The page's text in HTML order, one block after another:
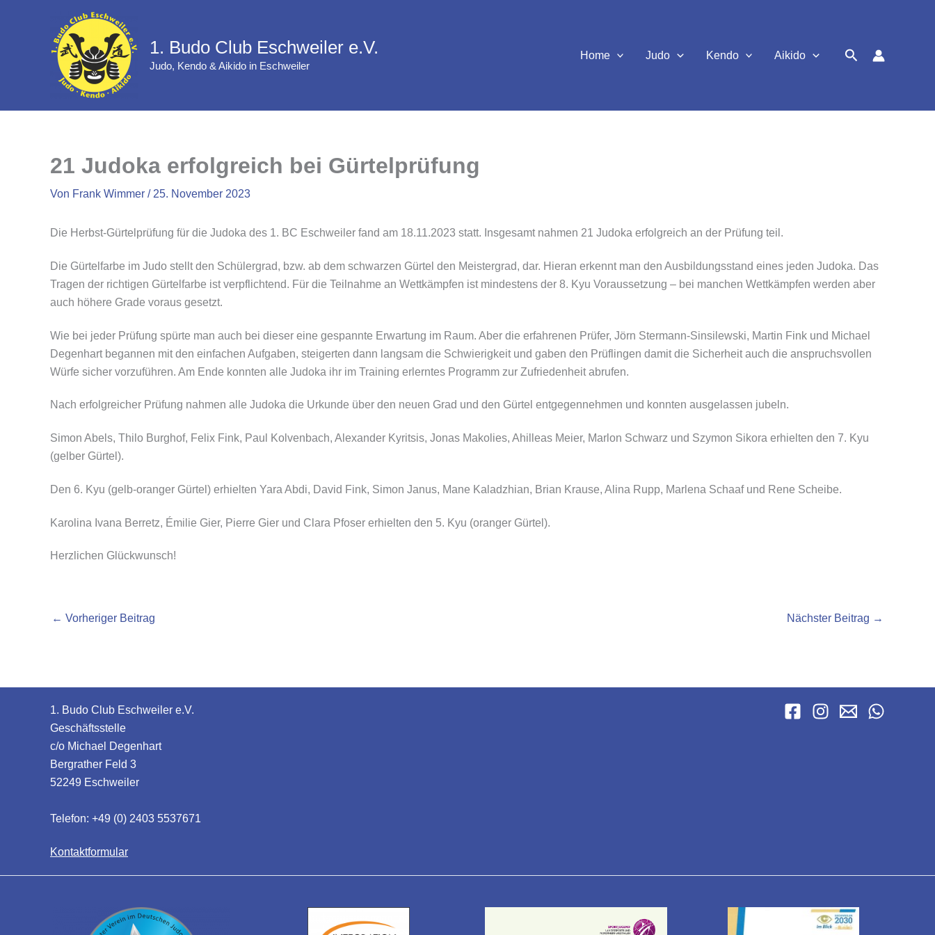
1. Budo Club Eschweiler e.V.
Judo, Kendo & Aikido in Eschweiler
Home Judo Kendo Aikido Suchen
21 Judoka erfolgreich bei Gürtelprüfung
Von Frank Wimmer / 25. November 2023
Die Herbst-Gürtelprüfung für die Judoka des 1. BC Eschweiler fand am 18.11.2023 statt. Insgesamt nahmen 21 Judoka erfolgreich an der Prüfung teil.
Die Gürtelfarbe im Judo stellt den Schülergrad, bzw. ab dem schwarzen Gürtel den Meistergrad, dar. Hieran erkennt man den Ausbildungsstand eines jeden Judoka. Das
Tragen der richtigen Gürtelfarbe ist verpflichtend. Für die Teilnahme an Wettkämpfen ist mindestens der 8. Kyu Voraussetzung – bei manchen Wettkämpfen werden aber
auch höhere Grade voraus gesetzt.
Wie bei jeder Prüfung spürte man auch bei dieser eine gespannte Erwartung im Raum. Aber die erfahrenen Prüfer, Jörn Stermann-Sinsilewski, Martin Fink und Michael
Degenhart begannen mit den einfachen Aufgaben, steigerten dann langsam die Schwierigkeit und gaben den Prüflingen damit die Sicherheit auch die anspruchsvollen
Würfe sicher vorzuführen. Am Ende konnten alle Judoka ihr im Training erlerntes Programm zur Zufriedenheit abrufen.
Nach erfolgreicher Prüfung nahmen alle Judoka die Urkunde über den neuen Grad und den Gürtel entgegennehmen und konnten ausgelassen jubeln.
Simon Abels, Thilo Burghof, Felix Fink, Paul Kolvenbach, Alexander Kyritsis, Jonas Makolies, Ahilleas Meier, Marlon Schwarz und Szymon Sikora erhielten den 7. Kyu
(gelber Gürtel).
Den 6. Kyu (gelb-oranger Gürtel) erhielten Yara Abdi, David Fink, Simon Janus, Mane Kaladzhian, Brian Krause, Alina Rupp, Marlena Schaaf und Rene Scheibe.
Karolina Ivana Berretz, Émilie Gier, Pierre Gier und Clara Pfoser erhielten den 5. Kyu (oranger Gürtel).
Herzlichen Glückwunsch!
← Vorheriger Beitrag Nächster Beitrag →
1. Budo Club Eschweiler e.V.
Geschäftsstelle
c/o Michael Degenhart
Bergrather Feld 3
52249 Eschweiler
Telefon: +49 (0) 2403 5537671
Kontaktformular